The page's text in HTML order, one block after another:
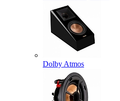
Dolby Atmos